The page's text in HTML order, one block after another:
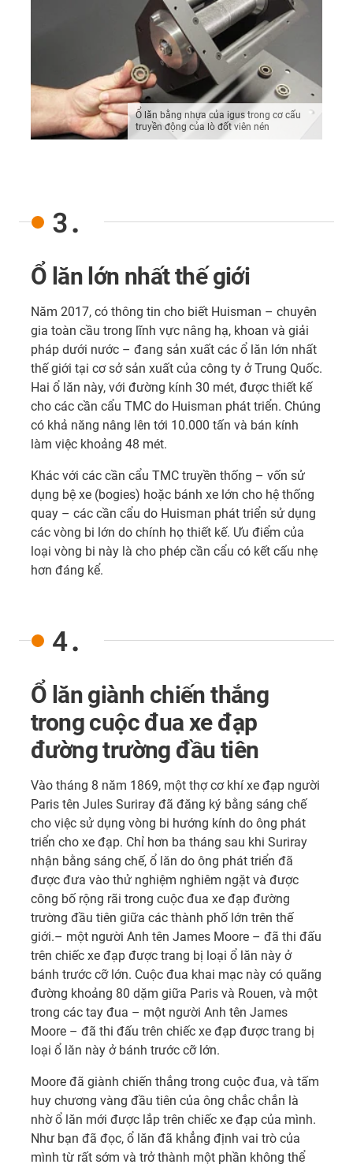
Ổ lăn bằng nhựa của igus trong cơ cấu
truyền động của lò đốt viên nén
3.
Ổ lăn lớn nhất thế giới
Năm 2017, có thông tin cho biết Huisman – chuyên
gia toàn cầu trong lĩnh vực nâng hạ, khoan và giải
pháp dưới nước – đang sản xuất các ổ lăn lớn nhất
thế giới tại cơ sở sản xuất của công ty ở Trung Quốc.
Hai ổ lăn này, với đường kính 30 mét, được thiết kế
cho các cần cẩu TMC do Huisman phát triển. Chúng
có khả năng nâng lên tới 10.000 tấn và bán kính
làm việc khoảng 48 mét.
Khác với các cần cẩu TMC truyền thống – vốn sử
dụng bệ xe (bogies) hoặc bánh xe lớn cho hệ thống
quay – các cần cẩu do Huisman phát triển sử dụng
các vòng bi lớn do chính họ thiết kế. Ưu điểm của
loại vòng bi này là cho phép cần cẩu có kết cấu nhẹ
hơn đáng kể.
4.
Ổ lăn giành chiến thắng
trong cuộc đua xe đạp
đường trường đầu tiên
Vào tháng 8 năm 1869, một thợ cơ khí xe đạp người
Paris tên Jules Suriray đã đăng ký bằng sáng chế
cho việc sử dụng vòng bi hướng kính do ông phát
triển cho xe đạp. Chỉ hơn ba tháng sau khi Suriray
nhận bằng sáng chế, ổ lăn do ông phát triển đã
được đưa vào thử nghiệm nghiêm ngặt và được
công bố rộng rãi trong cuộc đua xe đạp đường
trường đầu tiên giữa các thành phố lớn trên thế
giới.– một người Anh tên James Moore – đã thi đấu
trên chiếc xe đạp được trang bị loại ổ lăn này ở
bánh trước cỡ lớn. Cuộc đua khai mạc này có quãng
đường khoảng 80 dặm giữa Paris và Rouen, và một
trong các tay đua – một người Anh tên James
Moore – đã thi đấu trên chiếc xe đạp được trang bị
loại ổ lăn này ở bánh trước cỡ lớn.
Moore đã giành chiến thắng trong cuộc đua, và tấm
huy chương vàng đầu tiên của ông chắc chắn là
nhờ ổ lăn mới được lắp trên chiếc xe đạp của mình.
Như bạn đã đọc, ổ lăn đã khẳng định vai trò của
mình từ rất sớm và trở thành một phần không thể